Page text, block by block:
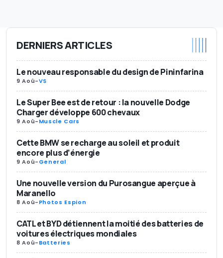
DERNIERS ARTICLES
Le nouveau responsable du design de Pininfarina
9 Aoû-VS
Le Super Bee est de retour : la nouvelle Dodge
Charger développe 600 chevaux
9 Aoû-Muscle Cars
Cette BMW se recharge au soleil et produit
encore plus d’énergie
9 Aoû-General
Une nouvelle version du Purosangue aperçue à
Maranello
8 Aoû-Photos Espion
CATL et BYD détiennent la moitié des batteries de
voitures électriques mondiales
8 Aoû-Batteries